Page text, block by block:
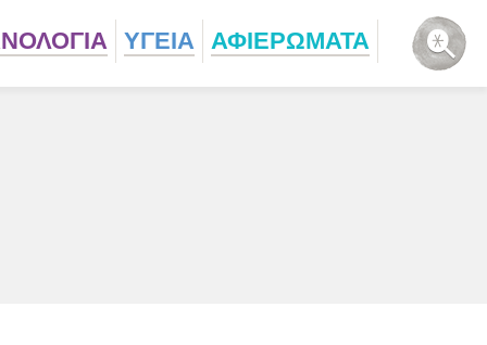
ΥΓΕΙΑ ΑΦΙΕΡΩΜΑΤΑ